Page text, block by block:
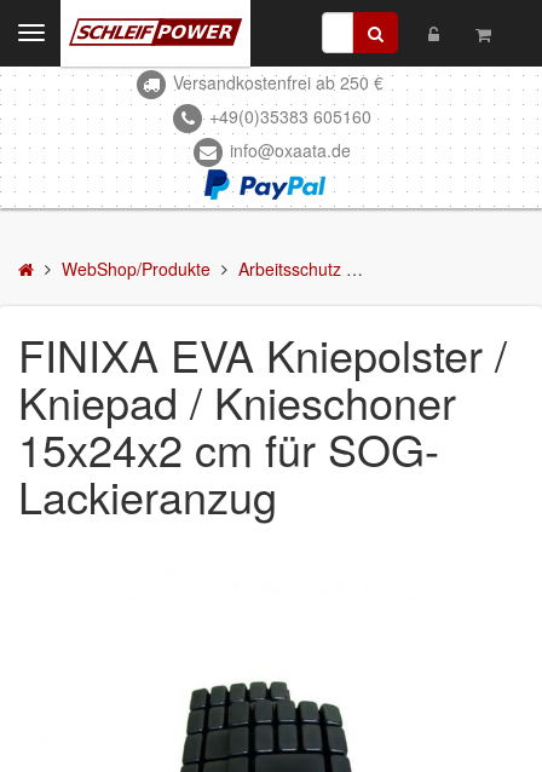
Kontakt
WebShop/Produkte
Schleifmittel
Kleben & Beschichten
Spachteln
Lackieren
Polieren
Toggle
navigation Versandkostenfrei ab 250 €
+49(0)35383 605160
info@oxaata.de
WebShop/Produkte Arbeitsschutz
FINIXA EVA Kniepolster /
Kniepad / Knieschoner
15x24x2 cm für SOG-
Lackieranzug